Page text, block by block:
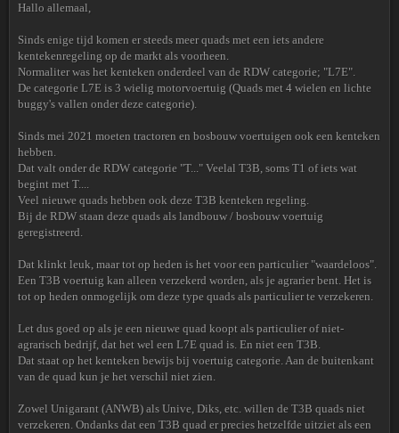
Hallo allemaal,
Sinds enige tijd komen er steeds meer quads met een iets andere
kentekenregeling op de markt als voorheen.
Normaliter was het kenteken onderdeel van de RDW categorie; "L7E".
De categorie L7E is 3 wielig motorvoertuig (Quads met 4 wielen en lichte
buggy's vallen onder deze categorie).
Sinds mei 2021 moeten tractoren en bosbouw voertuigen ook een kenteken
hebben.
Dat valt onder de RDW categorie "T..." Veelal T3B, soms T1 of iets wat
begint met T....
Veel nieuwe quads hebben ook deze T3B kenteken regeling.
Bij de RDW staan deze quads als landbouw / bosbouw voertuig
geregistreerd.
Dat klinkt leuk, maar tot op heden is het voor een particulier "waardeloos".
Een T3B voertuig kan alleen verzekerd worden, als je agrarier bent. Het is
tot op heden onmogelijk om deze type quads als particulier te verzekeren.
Let dus goed op als je een nieuwe quad koopt als particulier of niet-
agrarisch bedrijf, dat het wel een L7E quad is. En niet een T3B.
Dat staat op het kenteken bewijs bij voertuig categorie. Aan de buitenkant
van de quad kun je het verschil niet zien.
Zowel Unigarant (ANWB) als Unive, Diks, etc. willen de T3B quads niet
verzekeren. Ondanks dat een T3B quad er precies hetzelfde uitziet als een